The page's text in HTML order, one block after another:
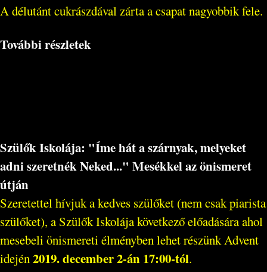
A délutánt cukrászdával zárta a csapat nagyobbik fele.
További részletek
Szülők Iskolája: "Íme hát a szárnyak, melyeket
adni szeretnék Neked..." Mesékkel az önismeret
útján
Szeretettel hívjuk a kedves szülőket (nem csak piarista
szülőket), a Szülők Iskolája következő előadására ahol
mesebeli önismereti élményben lehet részünk Advent
idején2019. december 2-án 17:00-tól.